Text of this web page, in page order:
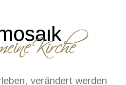
verändert werden